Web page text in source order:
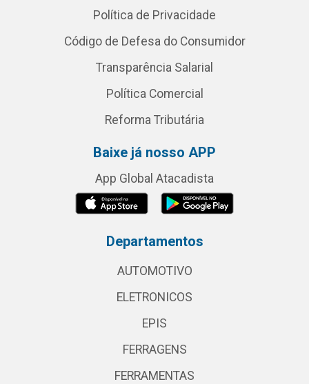
Política de Privacidade
Código de Defesa do Consumidor
Transparência Salarial
Política Comercial
Reforma Tributária
Baixe já nosso APP
App Global Atacadista
Departamentos
AUTOMOTIVO
ELETRONICOS
EPIS
FERRAGENS
FERRAMENTAS